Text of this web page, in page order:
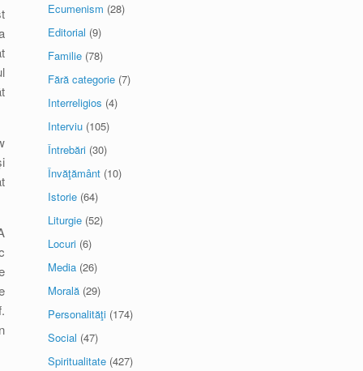
Ecumenism (28)
Editorial (9)
Familie (78)
Fără categorie (7)
Interreligios (4)
Interviu (105)
Întrebări (30)
Învăţământ (10)
Istorie (64)
Liturgie (52)
Locuri (6)
Media (26)
Morală (29)
Personalităţi (174)
Social (47)
Spiritualitate (427)